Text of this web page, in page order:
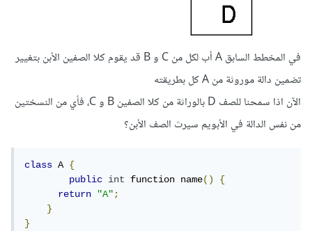
في المخطط السابق A أب لكل من C و B قد يقوم كلا الصفين الأبن بتغيير
تضمين دالة موروثة من A كل بطريقته
الآن اذا سمحنا للصف D بالوراثة من كلا الصفين B و C، فأي من النسختين
من نفس الدالة في الأبويم سيرث الصف الأبن؟
class A {
public
int function name()
{
return
"A";
}
}